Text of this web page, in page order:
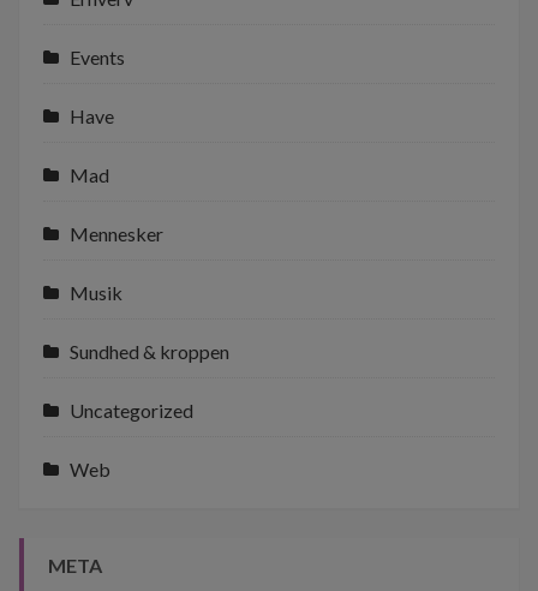
Events
Have
Mad
Mennesker
Musik
Sundhed & kroppen
Uncategorized
Web
META